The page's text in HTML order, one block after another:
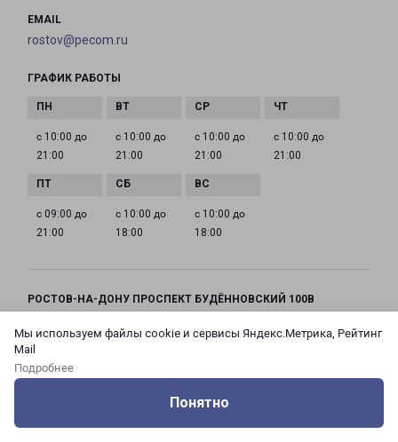
Мы используем файлы cookie и сервисы Яндекс.Метрика, Рейтинг
Mail
Подробнее
Понятно
EMAIL
rostov@pecom.ru
ГРАФИК РАБОТЫ
с 10:00 до
21:00
с 10:00 до
21:00
с 10:00 до
21:00
с 10:00 до
21:00
с 09:00 до
21:00
с 10:00 до
18:00
с 10:00 до
18:00
РОСТОВ-НА-ДОНУ ПРОСПЕКТ БУДЁННОВСКИЙ 100В
100В
на карте